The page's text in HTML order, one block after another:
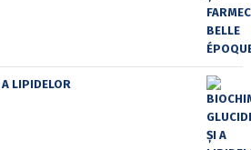
LIPIDELOR